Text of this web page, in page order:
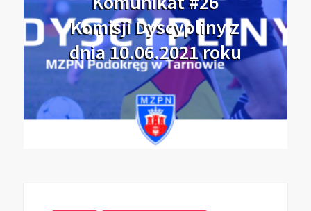
Komisji Dyscypliny z
dnia 10.06.2021 roku